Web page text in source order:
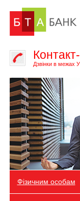
Дзвінки в межах
Фізичним особам